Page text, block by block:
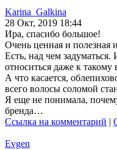
Karina_Galkina
28 Окт, 2019 18:44
Ира, спасибо большое!
Очень ценная и полезная
Есть, над чем задуматься.
относиться даже к
А что касается,
всего волосы соломой
Я еще не понимала,
бренда…
Ссылка на комментарий
Evgen